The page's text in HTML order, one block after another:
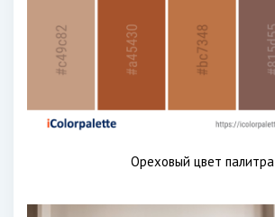
Ореховый цвет палитра